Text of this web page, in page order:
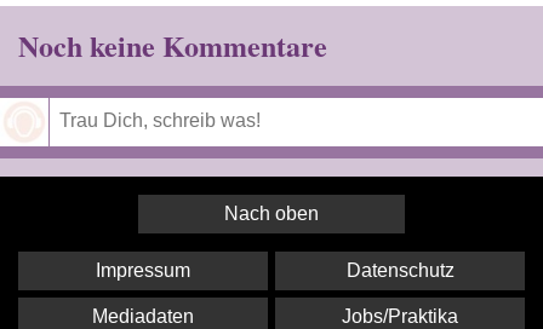
Noch keine Kommentare
Nach oben
Impressum Datenschutz
Mediadaten Jobs/Praktika